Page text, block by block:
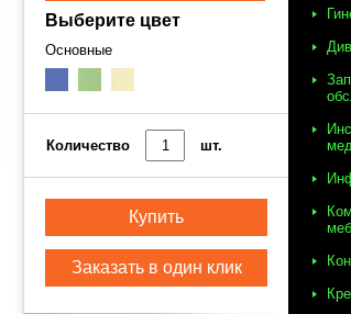
Выберите цвет
Основные
Количество шт.
Купить
Заказать в один клик